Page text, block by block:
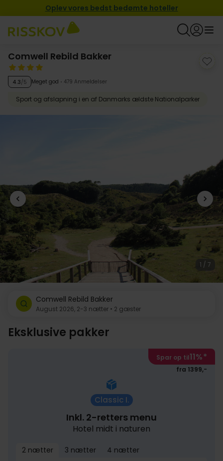
Oplev vores bedst bedømte hoteller
Comwell Rebild Bakker
4.3/5 Meget god 479 Anmeldelser
Sport og afslapning i en af Danmarks ældste Nationalparker
1 / 7
Comwell Rebild Bakker
August 2026, 2-3 nætter • 2 gæster
Eksklusive pakker
Spar op til11%*
fra 1399,-
Classic I.
Inkl. 2-retters menu
Hotel midt i naturen
2 nætter 3 nætter 4 nætter